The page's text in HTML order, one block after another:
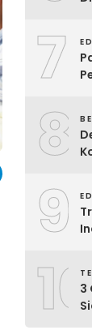
7
8
9
3